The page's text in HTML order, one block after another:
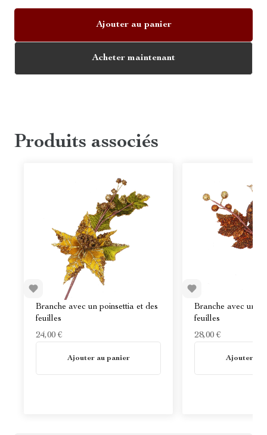
Ajouter au panier
Acheter maintenant
Produits associés
Branche avec un poinsettia et des
feuilles
24,00 €
Ajouter au panier
Branche avec une
feuilles
28,00 €
Ajouter au